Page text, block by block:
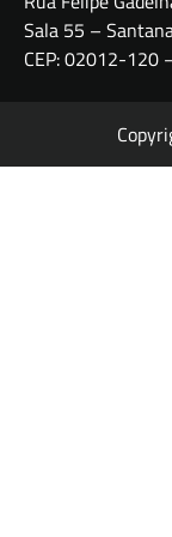
Sala 55 –
CEP: 02012-120